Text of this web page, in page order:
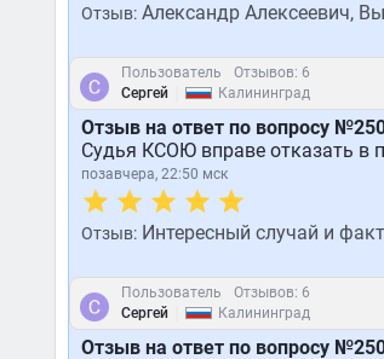
Отзыв:Александр Алексеевич,
Пользователь
Отзывов: 6
Сергей
Калининград
Отзыв на ответ по вопросу
Судья КСОЮ вправе отказать в
позавчера, 22:50 мск
Отзыв:Интересный случай и
Пользователь
Отзывов: 6
Сергей
Калининград
Отзыв на ответ по вопросу